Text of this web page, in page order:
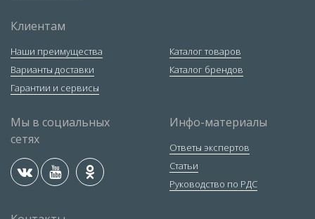
Клиентам
Наши преимущества
Варианты доставки
Гарантии и сервисы
Каталог товаров
Каталог брендов
Мы в социальных
сетях
Инфо-материалы
Ответы экспертов
Статьи
Руководство по РДС